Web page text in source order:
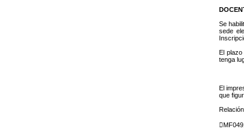
Se
sede
El
tenga
El
que